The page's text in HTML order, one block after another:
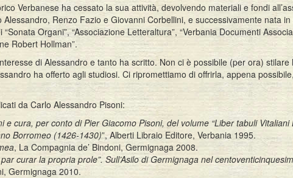
Verbanese ha cessato la sua attività, devolvendo materiali e fondi
Renzo Fazio e Giovanni Corbellini, e successivamente nata
Organi”, “Associazione Letteraltura”, “Verbania Documenti
Robert Hollman”.
di Alessandro e tanto ha scritto. Non ci è possibile (per ora) stilare
ha offerto agli studiosi. Ci ripromettiamo di offrirla, appena
da Carlo Alessandro Pisoni:
e cura, per conto di Pier Giacomo Pisoni, del volume “Liber tabuli
Borromeo (1426-1430)”, Alberti Libraio Editore, Verbania 1995.
, La Compagnia de’ Bindoni, Germignaga 2008.
curar la propria prole”. Sull’Asilo di Germignaga nel
Germignaga 2010.